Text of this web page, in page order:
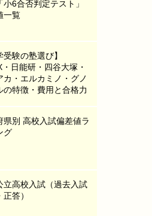
小6合否判定テスト」
一覧
受験の塾選び】
・日能研・四谷大塚・
カ・エルカミノ・グノ
の特徴・費用と合格力
県別 高校入試偏差値ラ
グ
立高校入試（過去入試
答）